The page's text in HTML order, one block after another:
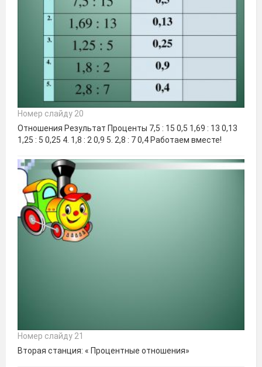
Номер слайду 20
Отношения Результат Проценты 7,5 : 15 0,5 1,69 : 13 0,13
1,25 : 5 0,25 4. 1,8 : 2 0,9 5. 2,8 : 7 0,4 Работаем вместе!
Номер слайду 21
Вторая станция: « Процентные отношения»